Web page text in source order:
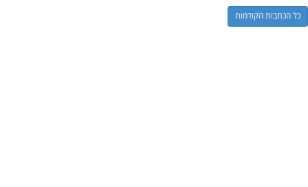
כל הכתבות הקודמות